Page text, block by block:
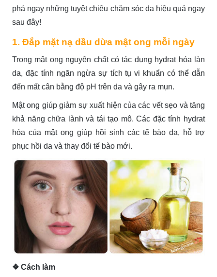
phá ngay những tuyệt chiêu chăm sóc da hiệu quả ngay
sau đây!
1. Đắp mặt nạ dầu dừa mật ong mỗi ngày
Trong mật ong nguyên chất có tác dụng hydrat hóa làn
da, đặc tính ngăn ngừa sự tích tụ vi khuẩn có thể dẫn
đến mất cân bằng độ pH trên da và gây ra mụn.
Mật ong giúp giảm sự xuất hiện của các vết sẹo và tăng
khả năng chữa lành và tái tạo mô. Các đặc tính hydrat
hóa của mật ong giúp hồi sinh các tế bào da, hỗ trợ
phục hồi da và thay đổi tế bào mới.
❖ Cách làm